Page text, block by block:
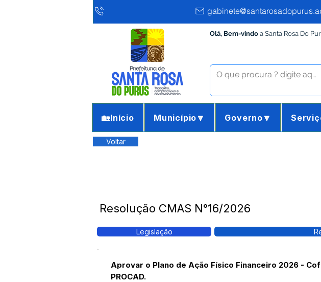
Olá, Bem-vindo a Santa Rosa Do
🏡Início Município🔽 Governo🔽
Voltar
Resolução CMAS N°16/2026
Legislação
Aprovar o Plano de Ação Físico Financeiro 2026 -
PROCAD.